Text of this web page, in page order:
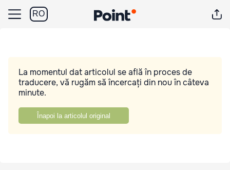
RO
La momentul dat articolul se află în proces de
traducere, vă rugăm să încercați din nou în câteva
minute.
Înapoi la articolul original